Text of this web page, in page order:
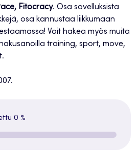
Fitocracy. Osa sovelluksista
osa kannustaa liikkumaan
Voit hakea myös muita
training, sport, move,
0 %